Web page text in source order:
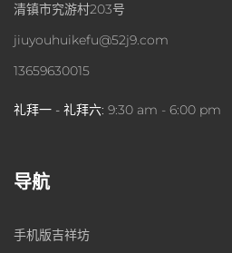
清镇市究游村203号
jiuyouhuikefu@52j9.com
13659630015
礼拜一 - 礼拜六: 9:30 am - 6:00 pm
导航
手机版吉祥坊